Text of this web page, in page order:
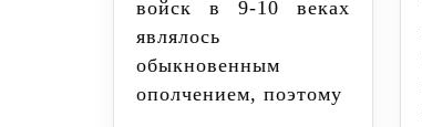
войск в 9-10 веках
являлось
обыкновенным
ополчением, поэтому